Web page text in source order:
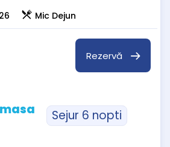
Mic Dejun
Rezervă
Sejur 6 nopti